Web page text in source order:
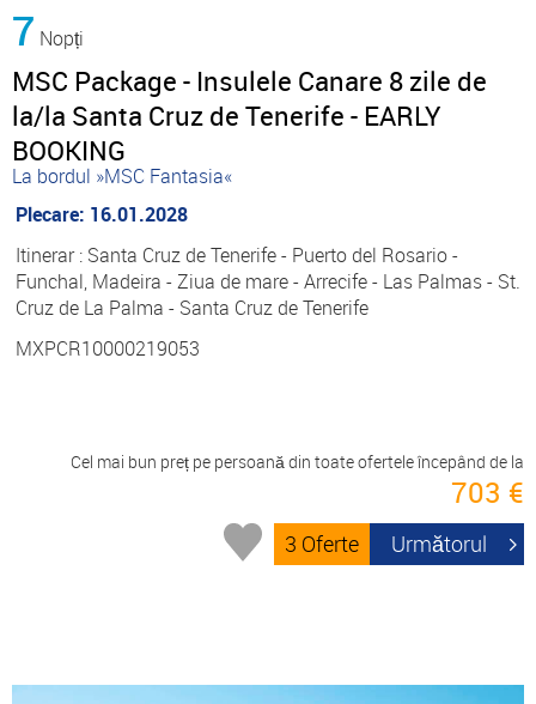
7 Nopți
MSC Package - Insulele Canare 8 zile de
la/la Santa Cruz de Tenerife - EARLY
BOOKING
La bordul »MSC Fantasia«
Plecare: 16.01.2028
Itinerar : Santa Cruz de Tenerife - Puerto del Rosario -
Funchal, Madeira - Ziua de mare - Arrecife - Las Palmas - St.
Cruz de La Palma - Santa Cruz de Tenerife
MXPCR10000219053
Cel mai bun preț pe persoană din toate ofertele începând de la
703 €
3 Oferte Următorul